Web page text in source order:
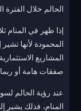
الحالم خلال الفترة
إذا ظهر في المنام
المحمودة لأنها
المشاريع
صفقات هامة أو ربما
عند رؤية الحالم
المنام، فذلك يشير